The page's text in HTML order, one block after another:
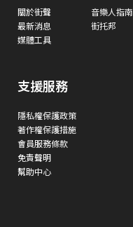
關於街聲
最新消息
媒體工具
音樂人指南
街托邦
支援服務
隱私權保護政策
著作權保護措施
會員服務條款
免責聲明
幫助中心